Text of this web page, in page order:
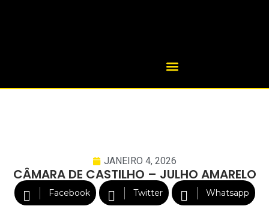
JANEIRO 4, 2026
CÂMARA DE CASTILHO – JULHO AMARELO
Facebook Twitter Whatsapp